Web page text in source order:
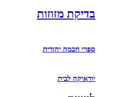
בדיקת מזוזות
ספרי חכמה יהודית
יודאיקה לבית